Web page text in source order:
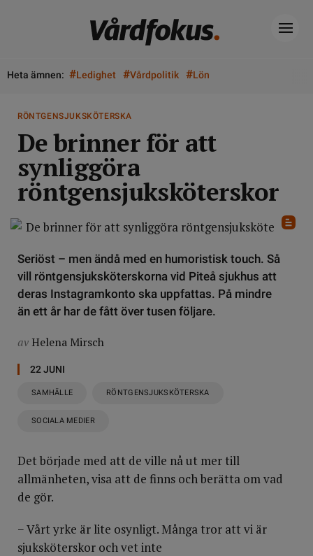
Heta ämnen: #Ledighet #Vårdpolitik #Lön
RÖNTGENSJUKSKÖTERSKA
De brinner för att
synliggöra
röntgensjuksköterskor
Seriöst – men ändå med en humoristisk touch. Så
vill röntgensjuksköterskorna vid Piteå sjukhus att
deras Instagramkonto ska uppfattas. På mindre
än ett år har de fått över tusen följare.
av Helena Mirsch
22 JUNI
SAMHÄLLE RÖNTGENSJUKSKÖTERSKA
SOCIALA MEDIER
Det började med att de ville nå ut mer till
allmänheten, visa att de finns och berätta om vad
de gör.
− Vårt yrke är lite osynligt. Många tror att vi är
sjuksköterskor och vet inte